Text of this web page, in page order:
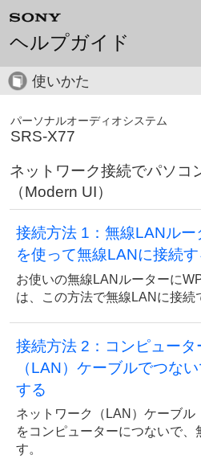
ヘルプガイド
使いかた
パーソナルオーディオシステム
SRS-X77
ネットワーク接続でパソコ
（Modern UI）
接続方法 1：無線LANル
を使って無線LANに接続す
お使いの無線LANルーターに
は、この方法で無線LANに接続
接続方法 2：コンピュータ
（LAN）ケーブルでつな
する
ネットワーク（LAN）ケーブル
をコンピューターにつないで、
す。